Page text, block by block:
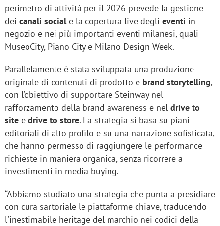
perimetro di attività per il 2026 prevede la gestione
dei canali sociale la copertura live degli eventi in
negozio e nei più importanti eventi milanesi, quali
MuseoCity, Piano City e Milano Design Week.
Parallelamente è stata sviluppata una produzione
originale di contenuti di prodotto e brand storytelling,
con l’obiettivo di supportare Steinway nel
rafforzamento della brand awareness e nel drive to
site e drive to store. La strategia si basa su piani
editoriali di alto profilo e su una narrazione sofisticata,
che hanno permesso di raggiungere le performance
richieste in maniera organica, senza ricorrere a
investimenti in media buying.
“Abbiamo studiato una strategia che punta a presidiare
con cura sartoriale le piattaforme chiave, traducendo
l'inestimabile heritage del marchio nei codici della